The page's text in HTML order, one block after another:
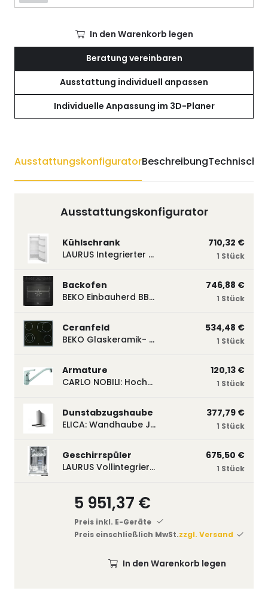
In den Warenkorb legen
Beratung vereinbaren
Ausstattung individuell anpassen
Individuelle Anpassung im 3D-Planer
AusstattungskonfiguratorBeschreibungTechnische
Ausstattungskonfigurator
Kühlschrank
LAURUS Integrierter Kühlautomat LKG122E LKG122E
710,32 €
1 Stück
Backofen
BEKO Einbauherd BBUM113N2B mit Hydrolyse, Schwarz BBUM113N2B
746,88 €
1 Stück
Ceranfeld
BEKO Glaskeramik- Strahlungskochfeld EH 9641 XHN, herdgebunden EH9641XHN
534,48 €
1 Stück
Armature
CARLO NOBILI: Hochdruck- Einhebelmischbatterie Blue, Mischbatterie verchromt 17770
120,13 €
1 Stück
Dunstabzugshaube
ELICA: Wandhaube JOYE 60-A,600 mm breit Edelstahl JOYE60A
377,79 €
1 Stück
Geschirrspüler
LAURUS Vollintegrierter Geschirrspüler LSV45-3, 450 mm breit, 3 Programme LSV45-3
675,50 €
1 Stück
5 951,37 €
Preis inkl. E-Geräte
Preis einschließlich MwSt.zzgl. Versand
In den Warenkorb legen